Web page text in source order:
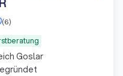
(6)
Goslar